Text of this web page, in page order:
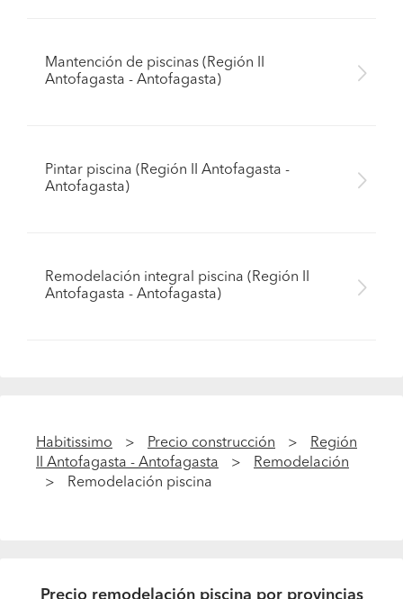
Mantención de piscinas (Región II
Antofagasta - Antofagasta)
Pintar piscina (Región II Antofagasta -
Antofagasta)
Remodelación integral piscina (Región II
Antofagasta - Antofagasta)
Habitissimo Precio construcción
Región
II Antofagasta - Antofagasta
Remodelación
Remodelación piscina
Precio remodelación piscina por provincias